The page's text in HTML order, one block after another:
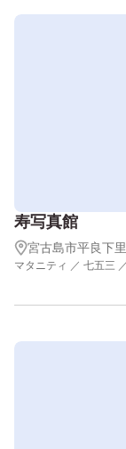
寿写真館
宮古島市平良下
マタニティ ／ 七五三